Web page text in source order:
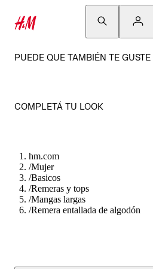
PUEDE QUE TAMBIÉN TE GUSTE
COMPLETÁ TU LOOK
hm.com
/Mujer
/Basicos
/Remeras y tops
/Mangas largas
/Remera entallada de algodón